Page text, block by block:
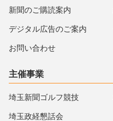
新聞のご購読案内
デジタル広告のご案内
お問い合わせ
主催事業
埼玉新聞ゴルフ競技
埼玉政経懇話会